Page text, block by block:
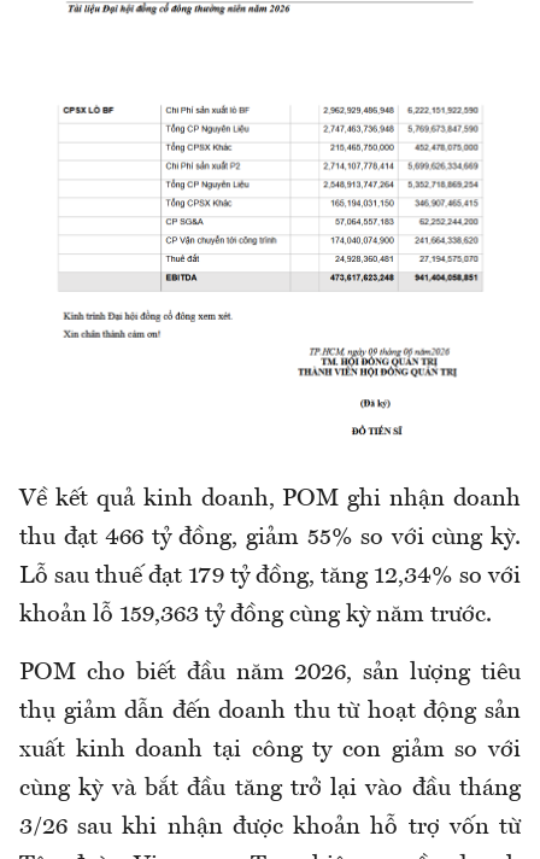
Về kết quả kinh doanh, POM ghi nhận doanh
thu đạt 466 tỷ đồng, giảm 55% so với cùng kỳ.
Lỗ sau thuế đạt 179 tỷ đồng, tăng 12,34% so với
khoản lỗ 159,363 tỷ đồng cùng kỳ năm trước.
POM cho biết đầu năm 2026, sản lượng tiêu
thụ giảm dẫn đến doanh thu từ hoạt động sản
xuất kinh doanh tại công ty con giảm so với
cùng kỳ và bắt đầu tăng trở lại vào đầu tháng
3/26 sau khi nhận được khoản hỗ trợ vốn từ